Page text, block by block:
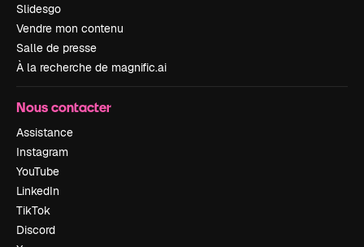
Slidesgo
Vendre mon contenu
Salle de presse
À la recherche de magnific.ai
Nous contacter
Assistance
Instagram
YouTube
LinkedIn
TikTok
Discord